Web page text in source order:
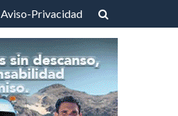
Aviso-Privacidad